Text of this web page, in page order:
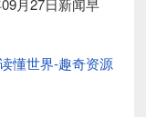
月27日新闻早